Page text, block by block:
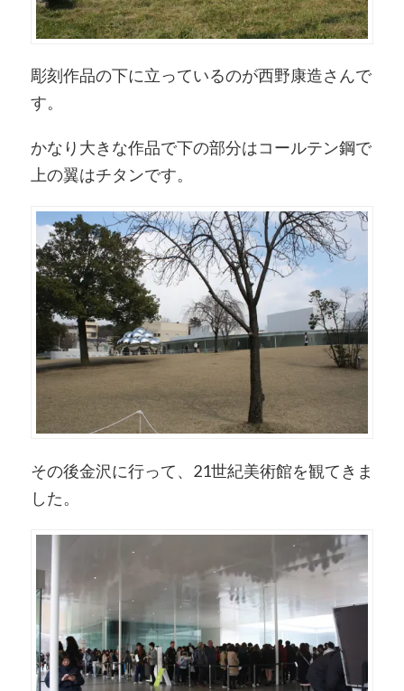
彫刻作品の下に立っているのが西野康造さんで
す。
かなり大きな作品で下の部分はコールテン鋼で
上の翼はチタンです。
その後金沢に行って、21世紀美術館を観てきま
した。